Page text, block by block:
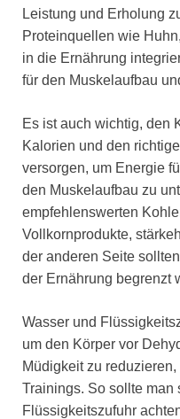
Leistung und Erholung
Proteinquellen wie
in die Ernährung
für den Muskelaufbau
Es ist auch wichtig, den
Kalorien und den
versorgen, um Energie
den Muskelaufbau zu
empfehlenswerten
Vollkornprodukte,
der anderen Seite
der Ernährung begrenzt
Wasser und
um den Körper vor
Müdigkeit zu
Trainings. So sollte man
Flüssigkeitszufuhr